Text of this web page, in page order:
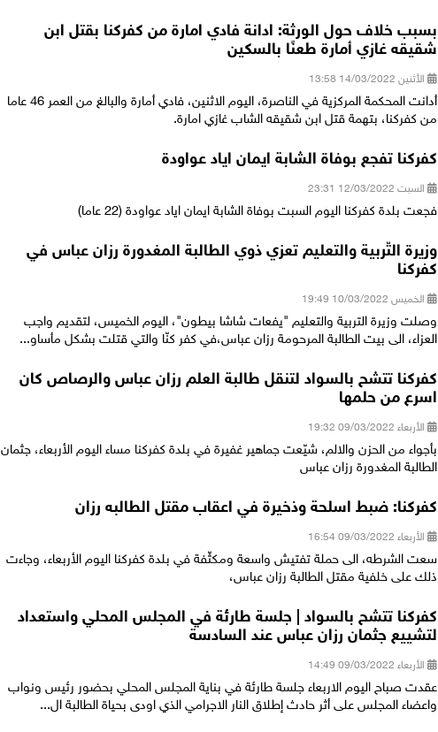
بسبب خلاف حول الورثة: ادانة فادي امارة من كفركنا بقتل ابن
شقيقه غازي أمارة طعنًا بالسكين
الأثنين 14/03/2022 13:58
أدانت المحكمة المركزية في الناصرة، اليوم الاثنين، فادي أمارة والبالغ من العمر 46 عاما
من كفركنا، بتهمة قتل ابن شقيقه الشاب غازي امارة.
كفركنا تفجع بوفاة الشابة ايمان اياد عواودة
السبت 12/03/2022 23:31
فجعت بلدة كفركنا اليوم السبت بوفاة الشابة ايمان اياد عواودة (22 عاما)
وزيرة التّربية والتعليم تعزي ذوي الطالبة المغدورة رزان عباس في
كفركنا
الخميس 10/03/2022 19:49
وصلت وزيرة التربية والتعليم "يفعات شاشا بيطون"، اليوم الخميس، لتقديم واجب
العزاء، الى بيت الطالبة المرحومة رزان عباس،في كفر كنّا والتي قتلت بشكل مأساو...
كفركنا تتشح بالسواد لتنقل طالبة العلم رزان عباس والرصاص كان
اسرع من حلمها
الأربعاء 09/03/2022 19:32
بأجواء من الحزن والالم، شيّعت جماهير غفيرة في بلدة كفركنا مساء اليوم الأربعاء، جثمان
الطالبة المغدورة رزان عباس
كفركنا: ضبط اسلحة وذخيرة في اعقاب مقتل الطالبه رزان
الأربعاء 09/03/2022 16:54
سعت الشرطه، الى حملة تفتيش واسعة ومكثّفة في بلدة كفركنا اليوم الأربعاء، وجاءت
ذلك على خلفية مقتل الطالبة رزان عباس،
كفركنا تتشح بالسواد | جلسة طارئة في المجلس المحلي واستعداد
لتشييع جثمان رزان عباس عند السادسة
الأربعاء 09/03/2022 14:49
عقدت صباح اليوم الاربعاء جلسة طارئة في بناية المجلس المحلي بحضور رئيس ونواب
واعضاء المجلس على أثر حادث إطلاق النار الاجرامي الذي اودى بحياة الطالبة ال...